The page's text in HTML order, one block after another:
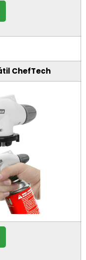
ChefTech